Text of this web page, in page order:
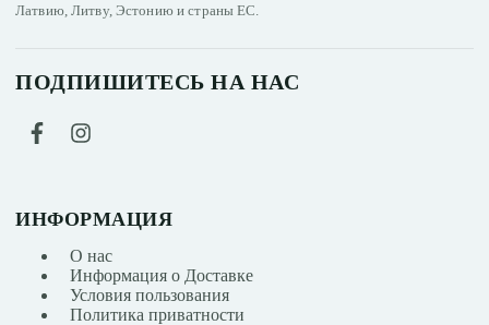
Латвию, Литву, Эстонию и страны ЕС.
ПОДПИШИТЕСЬ НА НАС
ИНФОРМАЦИЯ
О нас
Информация о Доставке
Условия пользования
Политика приватности